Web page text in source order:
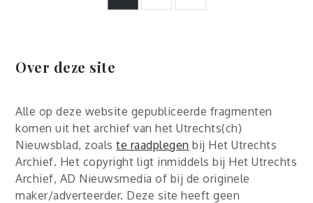
Over deze site
Alle op deze website gepubliceerde fragmenten
komen uit het archief van het Utrechts(ch)
Nieuwsblad, zoalste raadplegen bij Het Utrechts
Archief. Het copyright ligt inmiddels bij Het Utrechts
Archief, AD Nieuwsmedia of bij de originele
maker/adverteerder. Deze site heeft geen